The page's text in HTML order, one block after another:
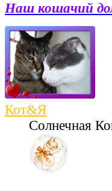
Наш кошачий
Кот&Я
Солнечная